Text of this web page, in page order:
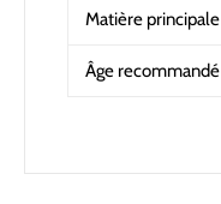
Matière principale
Âge recommandé